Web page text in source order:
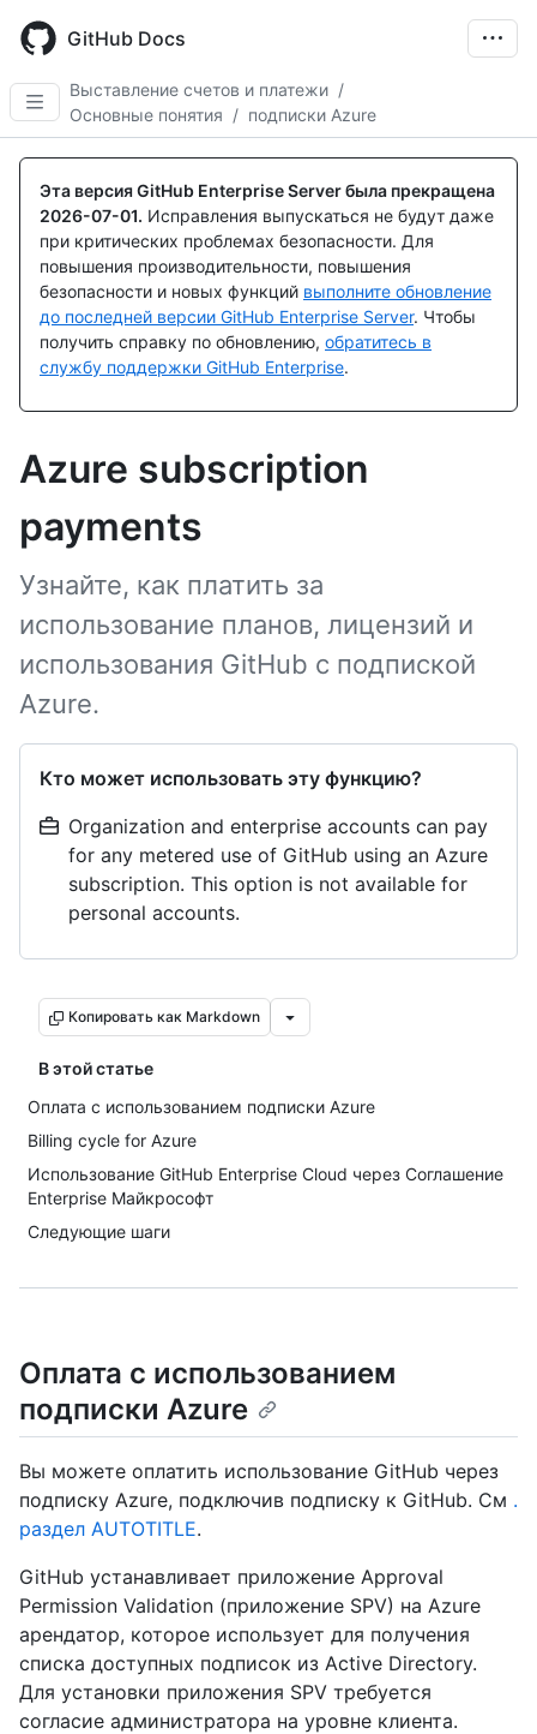
main
content
GitHub Docs
Выставление счетов и платежи /
Основные понятия / подписки Azure
Эта версия GitHub Enterprise Server была прекращена
2026-07-01. Исправления выпускаться не будут даже
при критических проблемах безопасности. Для
повышения производительности, повышения
безопасности и новых функций выполните обновление
до последней версии GitHub Enterprise Server. Чтобы
получить справку по обновлению, обратитесь в
службу поддержки GitHub Enterprise.
Azure subscription
payments
Узнайте, как платить за
использование планов, лицензий и
использования GitHub с подпиской
Azure.
Кто может использовать эту функцию?
Organization and enterprise accounts can pay
for any metered use of GitHub using an Azure
subscription. This option is not available for
personal accounts.
Копировать как Markdown
В этой статье
Оплата с использованием подписки Azure
Billing cycle for Azure
Использование GitHub Enterprise Cloud через Соглашение
Enterprise Майкрософт
Следующие шаги
Оплата с использованием
подписки Azure
Вы можете оплатить использование GitHub через
подписку Azure, подключив подписку к GitHub. См .
раздел AUTOTITLE.
GitHub устанавливает приложение Approval
Permission Validation (приложение SPV) на Azure
арендатор, которое использует для получения
списка доступных подписок из Active Directory.
Для установки приложения SPV требуется
согласие администратора на уровне клиента.